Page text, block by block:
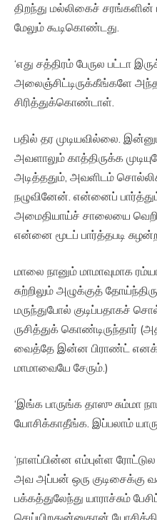
திறந்து மல்லிகைச்
மேலும் கூடிகொண்டது.
‘எது சத்திரம் பேருல பட்டா
அலைஞ்சிட்டிருக்கீங்களே
சிரித்துக்கொண்டாள்.
பதில் தர முடியவில்லை.
அவளாலும் காத்திருக்க
அடித்ததும், அவளிடம்
நழுவினேன். என்னைப்
அமைதியாய்ச் சாலையை
என்னை மூடப் பார்த்தபடி
மாலை நானும் மாமாவுமாக
சுற்றிலும் அழுக்குத்
மருந்துபோல் குடிப்பதாகச்
ருசித்துக் கொண்டிருந்தார்
வைத்தே இன்ன பிராண்ட் எனக்
மாமாவையே சேரும்.)
‘இங்க பாருங்க தாஸு சும்மா
யோசிக்காதீங்க. இப்பலாம்
‘நாளப்பின்ன எம்புள்ள
அவ அப்பன் ஒரு குடிசைக்கு
பக்கத்துலேந்து யாராச்சும்